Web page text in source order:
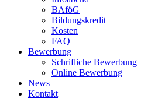
BAföG
Bildungskredit
Kosten
FAQ
Bewerbung
Schrifliche Bewerbung
Online Bewerbung
News
Kontakt